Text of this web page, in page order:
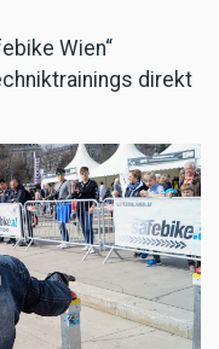
Wien“
direkt